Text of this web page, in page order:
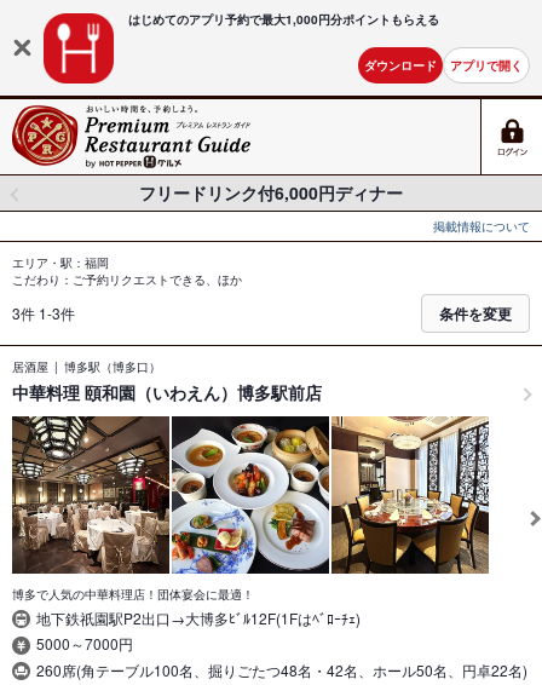
はじめてのアプリ予約で最大1,000円分ポイントもらえる
ダウンロード アプリで開く
フリードリンク付6,000円ディナー
掲載情報について
エリア・駅：福岡
こだわり：ご予約リクエストできる、ほか
3件 1-3件 条件を変更
居酒屋 博多駅（博多口）
中華料理 頤和園（いわえん）博多駅前店
博多で人気の中華料理店！団体宴会に最適！
地下鉄祇園駅P2出口→大博多ﾋﾞﾙ12F(1Fはﾍﾞﾛｰﾁｪ)
5000～7000円
260席(角テーブル100名、掘りごたつ48名・42名、ホール50名、円卓22名)